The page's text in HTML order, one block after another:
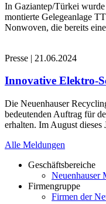
In Gaziantep/Türkei
montierte Gelegeanlage
Nonwoven, die bereits
Presse | 21.06.2024
Innovative Elektro-
Die Neuenhauser
bedeutenden Auftrag für
erhalten. Im August dieses
Alle Meldungen
Geschäftsbereiche
Neuenhauser
Firmengruppe
Firmen der